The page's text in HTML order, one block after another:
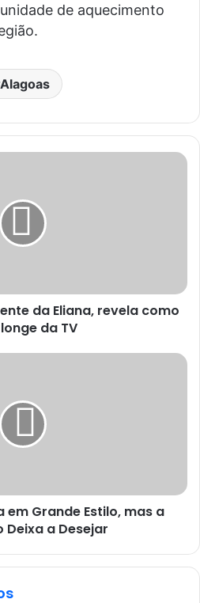
de aquecimento
Alagoas
da Eliana, revela como
da TV
em Grande Estilo, mas a
Deixa a Desejar